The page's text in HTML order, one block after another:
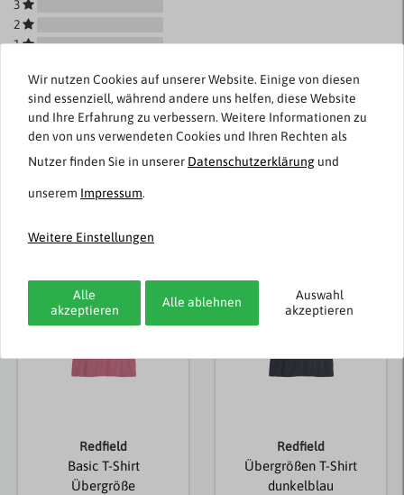
3
2
1
Rezensionen werden geladen...
Weitere Artikel von Redfield
Redfield
Basic T-Shirt
Übergröße
Redfield
Übergrößen T-Shirt
dunkelblau
Wir nutzen Cookies auf unserer Website. Einige von diesen
sind essenziell, während andere uns helfen, diese Website
und Ihre Erfahrung zu verbessern. Weitere Informationen zu
den von uns verwendeten Cookies und Ihren Rechten als
Nutzer finden Sie in unserer Daten­schutz­erklärung und
unserem Impressum.
Weitere Einstellungen
Alle
akzeptieren
Alle ablehnen
Auswahl
akzeptieren